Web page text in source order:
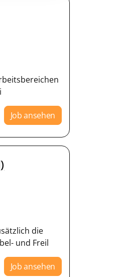
Job ansehen
die
und Freil
Job ansehen